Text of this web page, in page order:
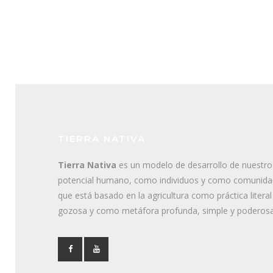
Tierra Nativa es un modelo de desarrollo de nuestro
potencial humano, como individuos y como
que está basado en la agricultura como práctica
gozosa y como metáfora profunda, simple y